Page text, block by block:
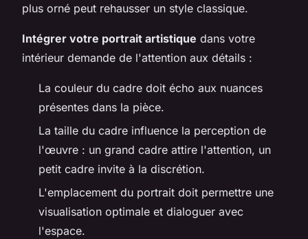
plus orné peut rehausser un style classique.
Intégrer votre portrait artistique dans votre
intérieur demande de l'attention aux détails :
La couleur du cadre doit écho aux nuances
présentes dans la pièce.
La taille du cadre influence la perception de
l'œuvre : un grand cadre attire l'attention, un
petit cadre invite à la discrétion.
L'emplacement du portrait doit permettre une
visualisation optimale et dialoguer avec
l'espace.